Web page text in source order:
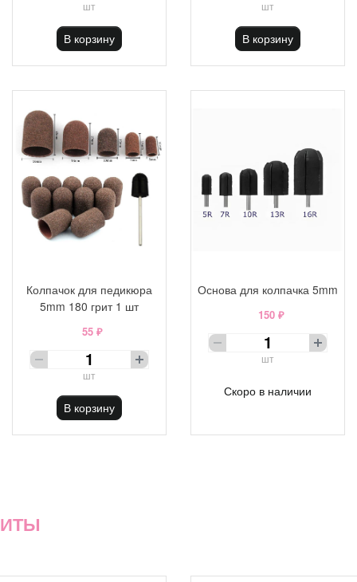
шт
В корзину
шт
В корзину
Колпачок для педикюра
5mm 180 грит 1 шт
55 ₽
шт
В корзину
Основа для колпачка 5mm
150 ₽
шт
Скоро в наличии